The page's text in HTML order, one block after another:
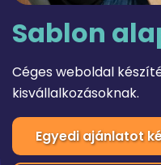
Sablon
Céges weboldal
kisvállalkozásoknak.
Egyedi ajánlatot